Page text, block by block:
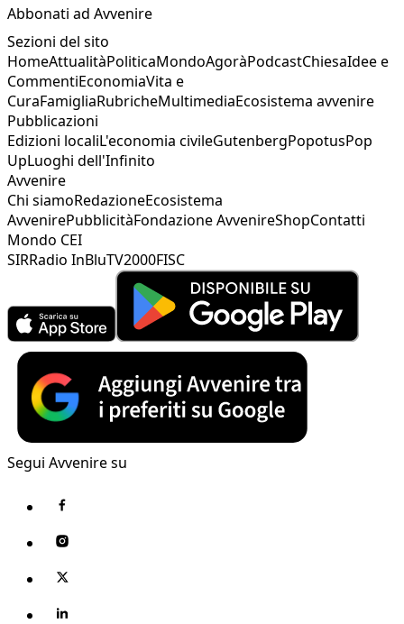
Abbonati ad Avvenire
Sezioni del sito
HomeAttualitàPoliticaMondoAgoràPodcastChiesaIdee e
CommentiEconomiaVita e
CuraFamigliaRubricheMultimediaEcosistema avvenire
Pubblicazioni
Edizioni localiL'economia civileGutenbergPopotusPop
UpLuoghi dell'Infinito
Avvenire
Chi siamoRedazioneEcosistema
AvvenirePubblicitàFondazione AvvenireShopContatti
Mondo CEI
SIRRadio InBluTV2000FISC
Segui Avvenire su